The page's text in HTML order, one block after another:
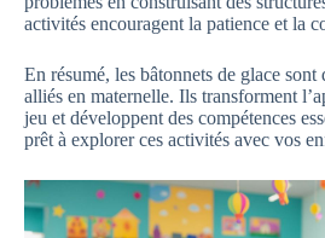
activités encouragent la patience et la
En résumé, les bâtonnets de glace sont
alliés en maternelle. Ils transforment
jeu et développent des compétences
prêt à explorer ces activités avec vos